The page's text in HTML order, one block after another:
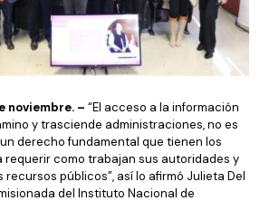
noviembre. – “El acceso a la información
y trasciende administraciones, no es
derecho fundamental que tienen los
requerir como trabajan sus autoridades y
públicos”, así lo afirmó Julieta Del
del Instituto Nacional de